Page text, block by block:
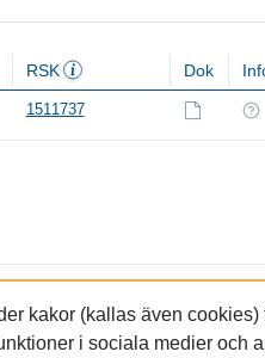
RSK Dok
1511737
och Integritetspolicy
kakor (kallas även
i sociala medier och